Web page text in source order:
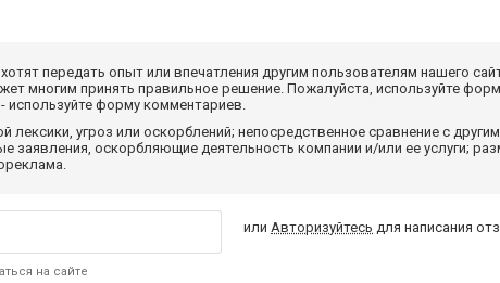
передать опыт или впечатления другим пользователям нашего
многим принять правильное решение. Пожалуйста, используйте
используйте форму комментариев.
лексики, угроз или оскорблений; непосредственное сравнение с
заявления, оскорбляющие деятельность компании и/или ее услуги;
на сайте
илиАвторизуйтесь для написания